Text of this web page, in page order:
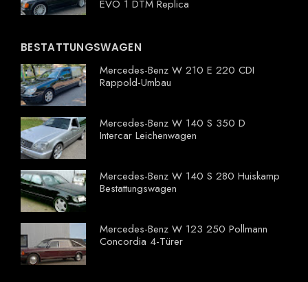
EVO 1 DTM Replica
BESTATTUNGSWAGEN
Mercedes-Benz W 210 E 220 CDI
Rappold-Umbau
Mercedes-Benz W 140 S 350 D
Intercar Leichenwagen
Mercedes-Benz W 140 S 280 Huiskamp
Bestattungswagen
Mercedes-Benz W 123 250 Pollmann
Concordia 4-Türer